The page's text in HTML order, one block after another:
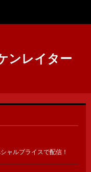
ンレイター
ャルプライスで配信！